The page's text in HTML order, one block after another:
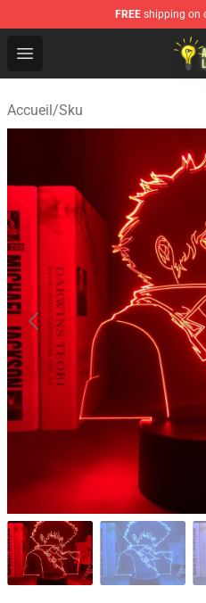
FREE shipping on
Open menu
Anime Lamp Shop - The
Accueil/Sku